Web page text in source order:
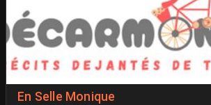
En Selle Monique